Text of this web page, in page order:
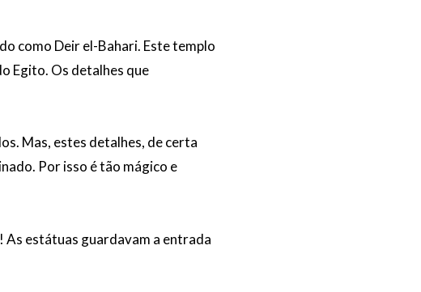
como Deir el-Bahari. Este templo
Egito. Os detalhes que
Mas, estes detalhes, de certa
Por isso é tão mágico e
As estátuas guardavam a entrada